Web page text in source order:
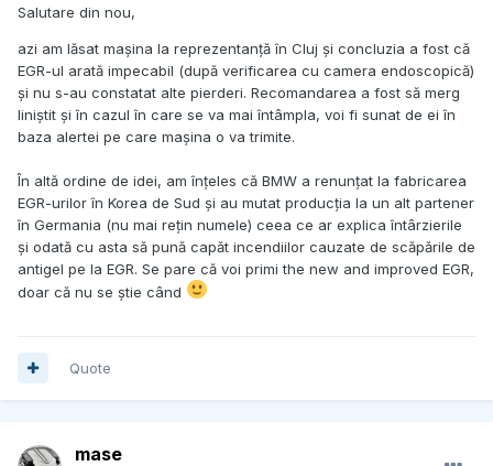
Salutare din nou,
azi am lăsat mașina la reprezentanță în Cluj și concluzia a fost că
EGR-ul arată impecabil (după verificarea cu camera endoscopică)
și nu s-au constatat alte pierderi. Recomandarea a fost să merg
liniștit și în cazul în care se va mai întâmpla, voi fi sunat de ei în
baza alertei pe care mașina o va trimite.
În altă ordine de idei, am înțeles că BMW a renunțat la fabricarea
EGR-urilor în Korea de Sud și au mutat producția la un alt partener
în Germania (nu mai rețin numele) ceea ce ar explica întârzierile
și odată cu asta să pună capăt incendiilor cauzate de scăpările de
antigel pe la EGR. Se pare că voi primi the new and improved EGR,
doar că nu se știe când
Quote
mase